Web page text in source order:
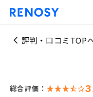
評判・口コミTOP
総合評価：